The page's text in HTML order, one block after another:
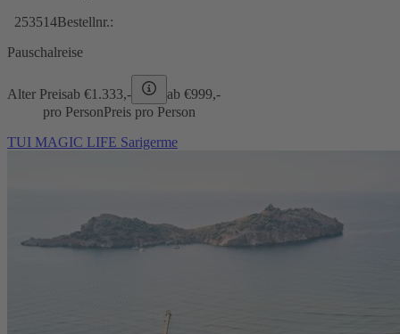
253514Bestellnr.:
Pauschalreise
Alter Preisab €1.333,- ab €999,-
pro PersonPreis pro Person
TUI MAGIC LIFE Sarigerme